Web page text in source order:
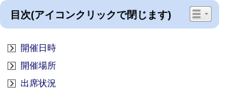
目次(アイコンクリックで閉じます)
開催日時
開催場所
出席状況